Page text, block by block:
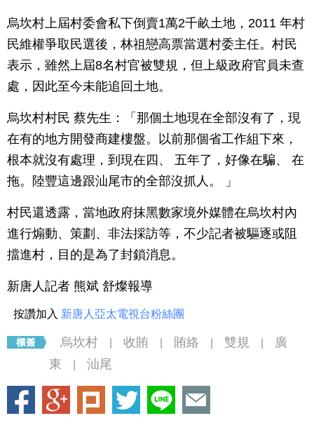
烏坎村上屆村委會私下倒賣1萬2千畝土地，2011 年村
民維權爭取民選後，林祖戀高票當選村委主任。村民
表示，雖然上屆8名村官被雙規，但上級政府官員未查
處，因此至今未能追回土地。
烏坎村村民 蔡先生：「那個土地現在全部沒有了，現
在有的地方開發商建樓盤。以前那個省工作組下來，
根本就沒有處理，到現在四、 五年了，好像在騙、 在
拖。陸豐這邊跟汕尾市的全部沒抓人。 」
村民還透露，當地政府抹黑數家境外媒體在烏坎村內
進行煽動、策劃、非法採訪等，不少記者被驅逐或阻
擋進村，目的是為了封鎖消息。
新唐人記者 熊斌 舒燦報導
按讚加入 新唐人亞太電視台粉絲團
烏坎村 收賄 賄絡 雙規
廣
東
汕尾